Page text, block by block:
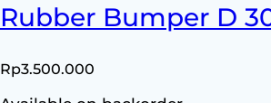
Rubber Bumper D
Rp3.500.000